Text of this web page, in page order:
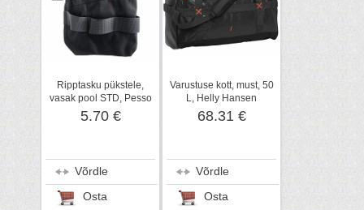
Ripptasku pükstele,
vasak pool STD, Pesso
5.70 €
Võrdle
Osta
Varustuse kott, must, 50
L, Helly Hansen
WorkWear
68.31 €
Võrdle
Osta